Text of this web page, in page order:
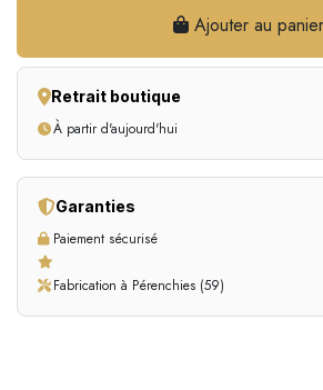
Ajouter au panier
Retrait boutique
À partir d'aujourd'hui
Garanties
Paiement sécurisé
Fabrication à Pérenchies (59)